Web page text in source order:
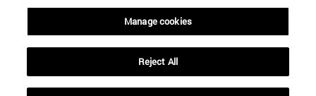
Manage cookies
Reject All